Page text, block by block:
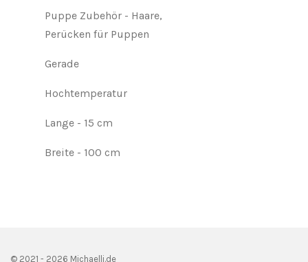
Puppe Zubehör - Haare,
Perücken für Puppen
Gerade
Hochtemperatur
Lange - 15 cm
Breite - 100 cm
© 2021 - 2026 Michaelli.de